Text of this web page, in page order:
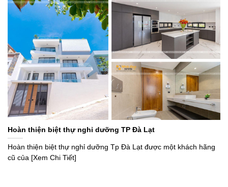
Hoàn thiện biệt thự nghỉ dưỡng TP Đà Lạt
Hoàn thiện biệt thự nghỉ dưỡng Tp Đà Lạt được một khách hãng
cũ của [Xem Chi Tiết]